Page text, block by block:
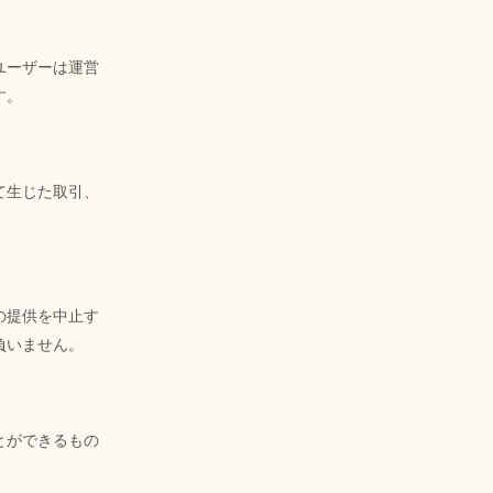
ーザーは運営
じた取引、
提供を中止す
ません。
ができるもの